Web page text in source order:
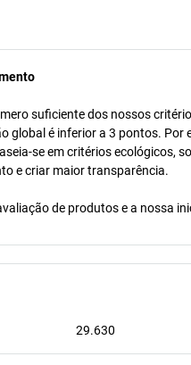
suficiente dos nossos
global é inferior a 3 pontos.
se em critérios ecológicos,
e criar maior transparência.
de produtos e a nossa
29.630